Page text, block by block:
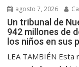
agosto 7, 2026
Un tribunal de
942 millones de
los niños en sus
LEA TAMBIÉN